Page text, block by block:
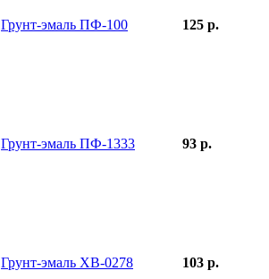
Грунт-эмаль ПФ-100 125 р.
Грунт-эмаль ПФ-1333 93 р.
Грунт-эмаль ХВ-0278 103 р.